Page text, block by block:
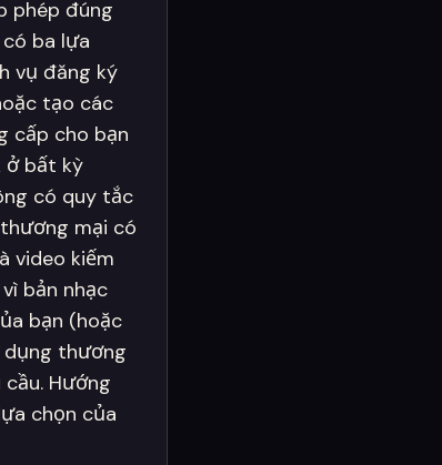
phép đúng
ba lựa
vụ đăng ký
tạo các
cấp cho bạn
ở bất kỳ
có quy tắc
mại có
video kiếm
bản nhạc
bạn (hoặc
thương
Hướng
chọn của